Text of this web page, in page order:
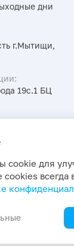
дни
г.Мытищи,
19с.1 БЦ
cookie для
cookies